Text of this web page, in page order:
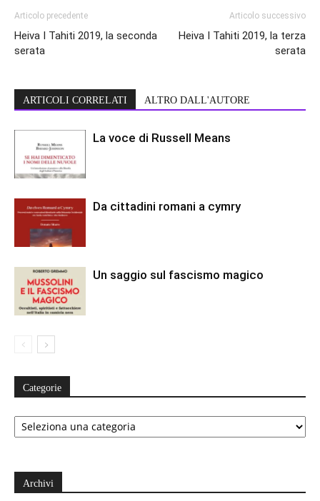
Articolo precedente
Heiva I Tahiti 2019, la seconda
serata
Articolo successivo
Heiva I Tahiti 2019, la terza
serata
ARTICOLI CORRELATI ALTRO DALL'AUTORE
La voce di Russell Means
Da cittadini romani a cymry
Un saggio sul fascismo magico
Categorie
Categorie
Archivi